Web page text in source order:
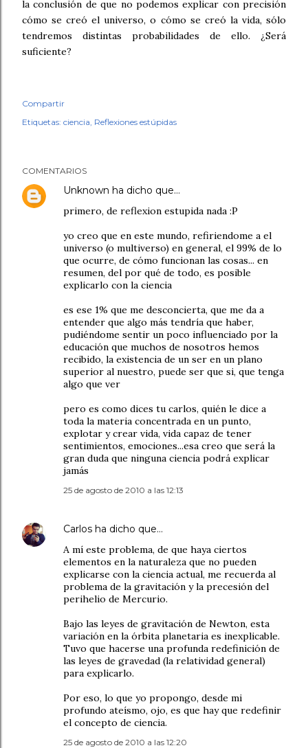
la conclusión de que no podemos explicar con precisión
cómo se creó el universo, o cómo se creó la vida, sólo
tendremos distintas probabilidades de ello. ¿Será
suficiente?
Compartir
Etiquetas: ciencia Reflexiones estúpidas
COMENTARIOS
Unknown ha dicho que…
primero, de reflexion estupida nada :P
yo creo que en este mundo, refiriendome a el
universo (o multiverso) en general, el 99% de lo
que ocurre, de cómo funcionan las cosas... en
resumen, del por qué de todo, es posible
explicarlo con la ciencia
es ese 1% que me desconcierta, que me da a
entender que algo más tendría que haber,
pudiéndome sentir un poco influenciado por la
educación que muchos de nosotros hemos
recibido, la existencia de un ser en un plano
superior al nuestro, puede ser que si, que tenga
algo que ver
pero es como dices tu carlos, quién le dice a
toda la materia concentrada en un punto,
explotar y crear vida, vida capaz de tener
sentimientos, emociones...esa creo que será la
gran duda que ninguna ciencia podrá explicar
jamás
25 de agosto de 2010 a las 12:13
Carlos ha dicho que…
A mí este problema, de que haya ciertos
elementos en la naturaleza que no pueden
explicarse con la ciencia actual, me recuerda al
problema de la gravitación y la precesión del
perihelio de Mercurio.
Bajo las leyes de gravitación de Newton, esta
variación en la órbita planetaria es inexplicable.
Tuvo que hacerse una profunda redefinición de
las leyes de gravedad (la relatividad general)
para explicarlo.
Por eso, lo que yo propongo, desde mi
profundo ateísmo, ojo, es que hay que redefinir
el concepto de ciencia.
25 de agosto de 2010 a las 12:20